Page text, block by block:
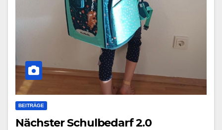
BEITRÄGE
Nächster Schulbedarf 2.0